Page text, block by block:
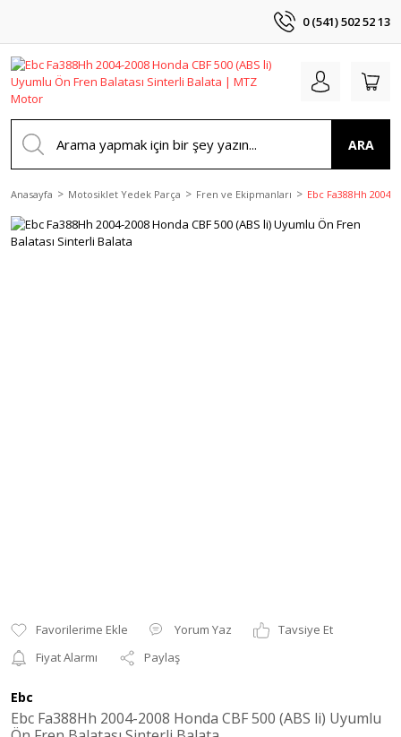
0 (541) 502 52 13
ARA
Anasayfa Motosiklet Yedek Parça Fren ve Ekipmanları Ebc Fa388Hh
Yorum Yaz
Tavsiye Et
Fiyat Alarmı
Paylaş
Ebc
Ebc Fa388Hh 2004-2008 Honda CBF 500 (ABS li) Uyumlu